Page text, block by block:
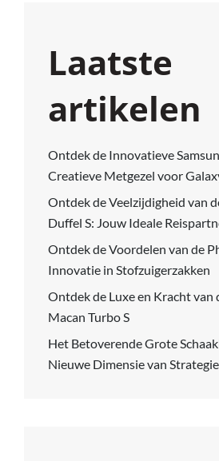
Laatste
artikelen
Ontdek de Innovatieve
Creatieve Metgezel voor
Ontdek de Veelzijdigheid van
Duffel S: Jouw Ideale
Ontdek de Voordelen van de
Innovatie in Stofzuigerzakken
Ontdek de Luxe en Kracht van
Macan Turbo S
Het Betoverende Grote
Nieuwe Dimensie van